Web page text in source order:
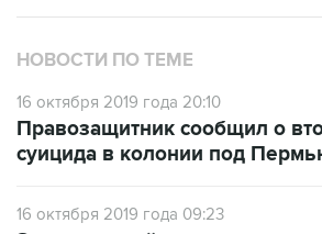
НОВОСТИ ПО ТЕМЕ
16 октября 2019 года 20:10
суицида в колонии под Пермью
16 октября 2019 года 09:23
под Пермью покончил с собой